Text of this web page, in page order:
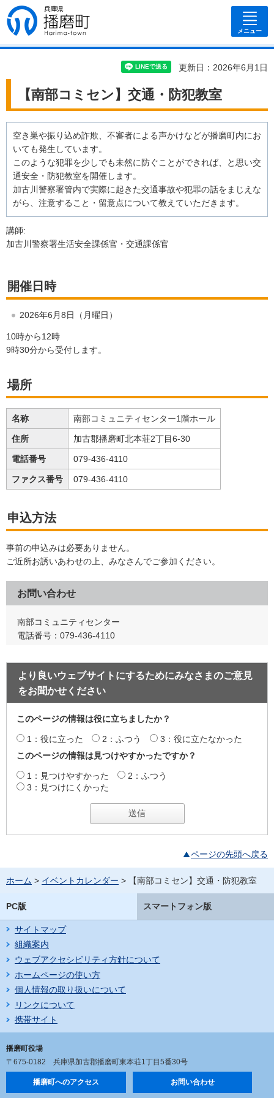
兵庫県 播磨
町
メニュー
更新日：2026年6月1日
【南部コミセン】交通・防犯教室
空き巣や振り込め詐欺、不審者による声かけなどが播磨町内にお
いても発生しています。
このような犯罪を少しでも未然に防ぐことができれば、と思い交
通安全・防犯教室を開催します。
加古川警察署管内で実際に起きた交通事故や犯罪の話をまじえな
がら、注意すること・留意点について教えていただきます。
講師:
加古川警察署生活安全課係官・交通課係官
開催日時
2026年6月8日（月曜日）
10時から12時
9時30分から受付します。
場所
名称 南部コミュニティセンター1階ホール
住所 加古郡播磨町北本荘2丁目6-30
電話番号 079-436-4110
ファクス番号 079-436-4110
申込方法
事前の申込みは必要ありません。
ご近所お誘いあわせの上、みなさんでご参加ください。
お問い合わせ
南部コミュニティセンター
電話番号：079-436-4110
より良いウェブサイトにするためにみなさまのご意見
をお聞かせください
このページの情報は役に立ちましたか？
1：役に立った 2：ふつう
3：役に立たなかった
このページの情報は見つけやすかったですか？
1：見つけやすかった
2：ふつう
3：見つけにくかった
ページの先頭へ戻る
ホーム > イベントカレンダー > 【南部コミセン】交通・防犯教室
PC版 スマートフォン版
サイトマップ
組織案内
ウェブアクセシビリティ方針について
ホームページの使い方
個人情報の取り扱いについて
リンクについて
携帯サイト
播磨町役場
〒675-0182 兵庫県加古郡播磨町東本荘1丁目5番30号
播磨町へのアクセス お問い合わせ